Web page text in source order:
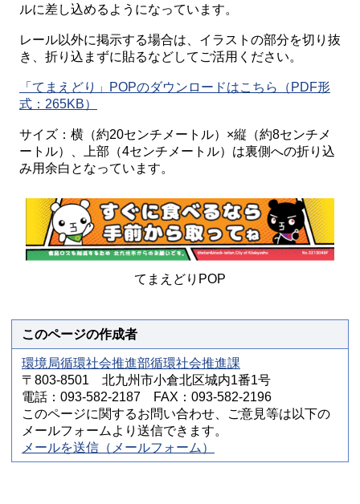
ルに差し込めるようになっています。
レール以外に掲示する場合は、イラストの部分を切り抜
き、折り込まずに貼るなどしてご活用ください。
「てまえどり」POPのダウンロードはこちら（PDF形
式：265KB）
サイズ：横（約20センチメートル）×縦（約8センチメ
ートル）、上部（4センチメートル）は裏側への折り込
み用余白となっています。
てまえどりPOP
このページの作成者
環境局循環社会推進部循環社会推進課
〒803-8501 北九州市小倉北区城内1番1号
電話：093-582-2187 FAX：093-582-2196
このページに関するお問い合わせ、ご意見等は以下の
メールフォームより送信できます。
メールを送信（メールフォーム）